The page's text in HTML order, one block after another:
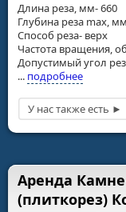
Длина реза, мм- 660
Глубина реза max,
Способ реза- верх
Частота вращения,
Допустимый угол
... подробнее
Аренда
(плиткорез)